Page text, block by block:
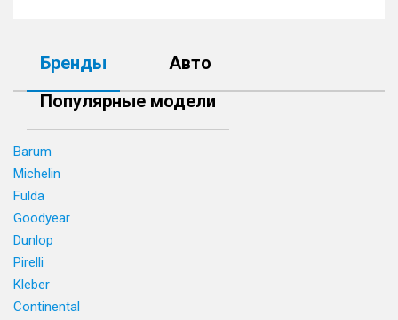
Бренды
Авто
Популярные модели
Barum
Michelin
Fulda
Goodyear
Dunlop
Pirelli
Kleber
Continental